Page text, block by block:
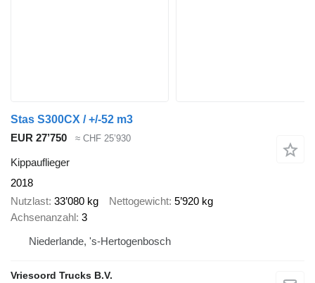
Stas S300CX / +/-52 m3
EUR 27’750
≈ CHF 25’930
Kippauflieger
2018
Nutzlast 33’080 kg Nettogewicht 5’920 kg
Achsenanzahl 3
Niederlande, 's-Hertogenbosch
Vriesoord Trucks B.V.